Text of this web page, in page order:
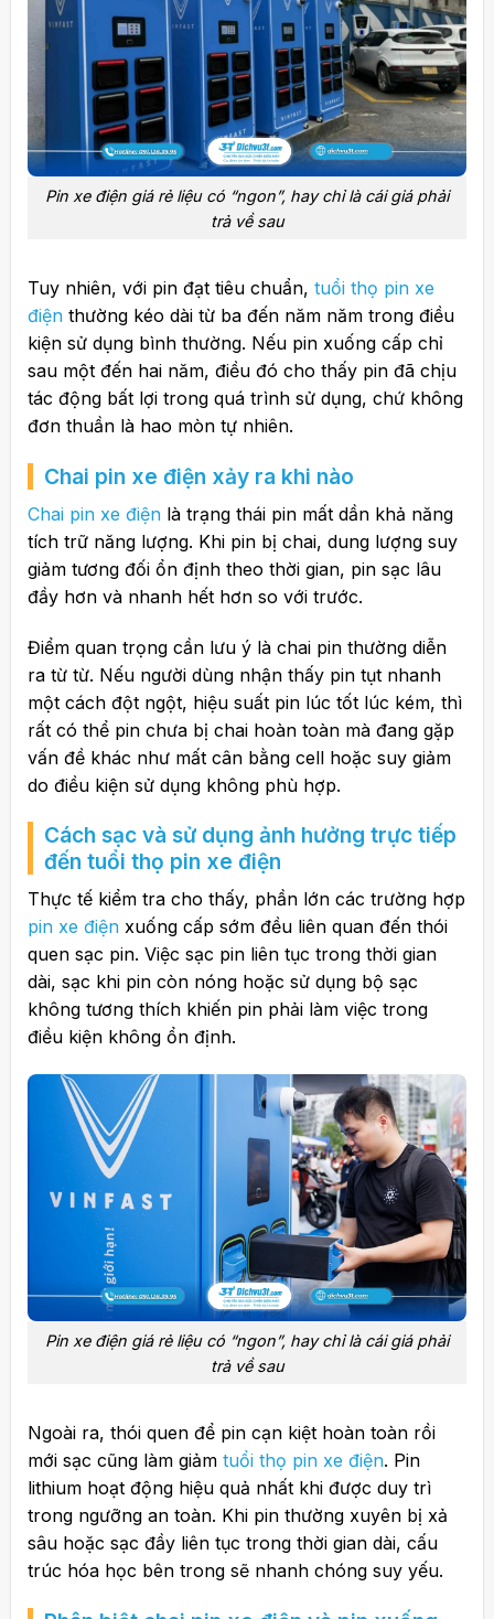
Pin xe điện giá rẻ liệu có “ngon”, hay chỉ là cái giá phải
trả về sau
Tuy nhiên, với pin đạt tiêu chuẩn, tuổi thọ pin xe
điệnthường kéo dài từ ba đến năm năm trong điều
kiện sử dụng bình thường. Nếu pin xuống cấp chỉ
sau một đến hai năm, điều đó cho thấy pin đã chịu
tác động bất lợi trong quá trình sử dụng, chứ không
đơn thuần là hao mòn tự nhiên.
Chai pin xe điện xảy ra khi nào
Chai pin xe điệnlà trạng thái pin mất dần khả năng
tích trữ năng lượng. Khi pin bị chai, dung lượng suy
giảm tương đối ổn định theo thời gian, pin sạc lâu
đầy hơn và nhanh hết hơn so với trước.
Điểm quan trọng cần lưu ý là chai pin thường diễn
ra từ từ. Nếu người dùng nhận thấy pin tụt nhanh
một cách đột ngột, hiệu suất pin lúc tốt lúc kém, thì
rất có thể pin chưa bị chai hoàn toàn mà đang gặp
vấn đề khác như mất cân bằng cell hoặc suy giảm
do điều kiện sử dụng không phù hợp.
Cách sạc và sử dụng ảnh hưởng trực tiếp
đến tuổi thọ pin xe điện
Thực tế kiểm tra cho thấy, phần lớn các trường hợp
pin xe điệnxuống cấp sớm đều liên quan đến thói
quen sạc pin. Việc sạc pin liên tục trong thời gian
dài, sạc khi pin còn nóng hoặc sử dụng bộ sạc
không tương thích khiến pin phải làm việc trong
điều kiện không ổn định.
Pin xe điện giá rẻ liệu có “ngon”, hay chỉ là cái giá phải
trả về sau
Ngoài ra, thói quen để pin cạn kiệt hoàn toàn rồi
mới sạc cũng làm giảm tuổi thọ pin xe điện. Pin
lithium hoạt động hiệu quả nhất khi được duy trì
trong ngưỡng an toàn. Khi pin thường xuyên bị xả
sâu hoặc sạc đầy liên tục trong thời gian dài, cấu
trúc hóa học bên trong sẽ nhanh chóng suy yếu.